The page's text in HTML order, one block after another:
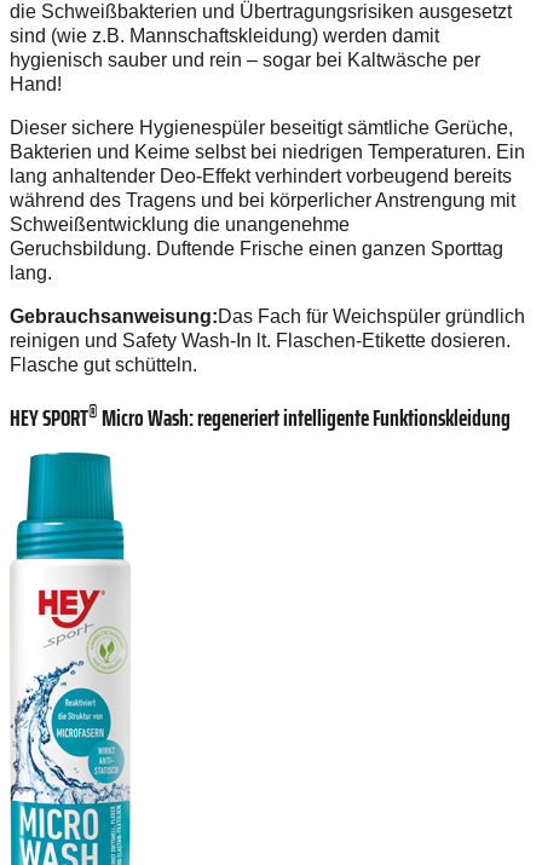
die Schweißbakterien und Übertragungsrisiken ausgesetzt
sind (wie z.B. Mannschaftskleidung) werden damit
hygienisch sauber und rein – sogar bei Kaltwäsche per
Hand!
Dieser sichere Hygienespüler beseitigt sämtliche Gerüche,
Bakterien und Keime selbst bei niedrigen Temperaturen. Ein
lang anhaltender Deo-Effekt verhindert vorbeugend bereits
während des Tragens und bei körperlicher Anstrengung mit
Schweißentwicklung die unangenehme
Geruchsbildung. Duftende Frische einen ganzen Sporttag
lang.
Gebrauchsanweisung:Das Fach für Weichspüler gründlich
reinigen und Safety Wash-In lt. Flaschen-Etikette dosieren.
Flasche gut schütteln.
HEY SPORT®Micro Wash: regeneriert intelligente Funktionskleidung